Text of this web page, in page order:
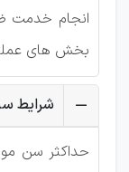
انجام خدمت
بخش های
شرایط